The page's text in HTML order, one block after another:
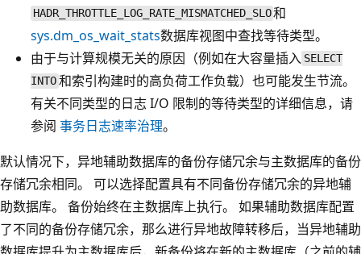
HADR_THROTTLE_LOG_RATE_MISMATCHED_SLO和
sys.dm_os_wait_stats数据库视图中查找等待类型。
由于与计算规模无关的原因（例如在大容量插入 SELECT
INTO和索引构建时的高负荷工作负载）也可能发生节流。
有关不同类型的日志 I/O 限制的等待类型的详细信息，请
参阅 事务日志速率治理。
默认情况下，异地辅助数据库的备份存储冗余与主数据库的备份
存储冗余相同。 可以选择配置具有不同备份存储冗余的异地辅
助数据库。 备份始终在主数据库上执行。 如果辅助数据库配置
了不同的备份存储冗余，那么进行异地故障转移后，当异地辅助